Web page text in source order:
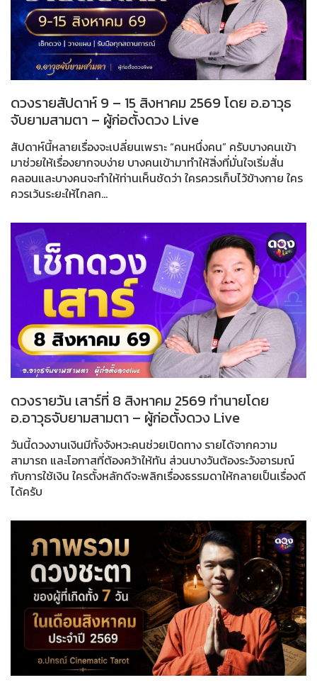
ดวงรายสัปดาห์ 9 – 15 สิงหาคม 2569 โดย อ.อาวุธ
จับยามสามตา – ผู้ก่อตั้งดวง Live
สัปดาห์นี้หลายเรื่องจะเปลี่ยนเพราะ “คนหนึ่งคน” ครับบางคนเข้า
มาช่วยให้เรื่องยากจบง่าย บางคนเข้ามาทำให้สิ่งที่มั่นใจเริ่มสั่น
คลอนและบางคนจะทำให้ท่านเห็นชัดว่า ใครควรเก็บไว้ข้างกาย ใคร
ควรเว้นระยะให้ไกลก...
ดวงรายวัน เสาร์ที่ 8 สิงหาคม 2569 ทำนายโดย
อ.อาวุธจับยามสามตา – ผู้ก่อตั้งดวง Live
วันนี้ดวงงานเงินมีทั้งจังหวะคนช่วยเปิดทาง รายได้จากความ
สามารถ และโอกาสที่ต้องคว้าให้ทัน ส่วนบางวันต้องระวังอารมณ์
กับการใช้เงิน ใครตั้งหลักดีจะพลิกเรื่องธรรมดาให้กลายเป็นเรื่องดี
ได้ครับ